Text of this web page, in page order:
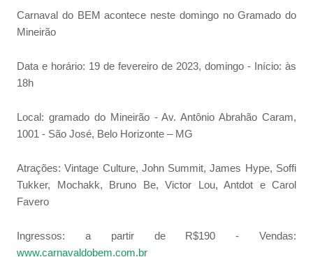
Carnaval do BEM acontece neste domingo no Gramado do
Mineirão
Data e horário: 19 de fevereiro de 2023, domingo - Início: às
18h
Local: gramado do Mineirão - Av. Antônio Abrahão Caram,
1001 - São José, Belo Horizonte – MG
Atrações: Vintage Culture, John Summit, James Hype, Soffi
Tukker, Mochakk, Bruno Be, Victor Lou, Antdot e Carol
Favero
Ingressos: a partir de R$190 - Vendas:
www.carnavaldobem.com.br